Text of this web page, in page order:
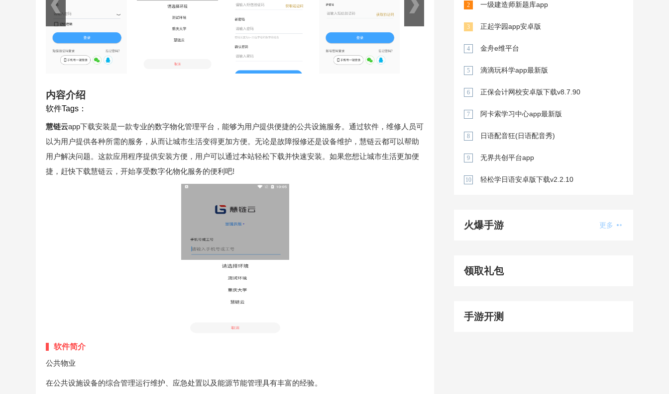
内容介绍
软件Tags：
慧链云app下载安装是一款专业的数字物化管理平台，能够为用户提供便捷的公共设施服务。通过软件，维修人员可
以为用户提供各种所需的服务，从而让城市生活变得更加方便。无论是故障报修还是设备维护，慧链云都可以帮助
用户解决问题。这款应用程序提供安装方便，用户可以通过本站轻松下载并快速安装。如果您想让城市生活更加便
捷，赶快下载慧链云，开始享受数字化物化服务的便利吧!
软件简介
公共物业
在公共设施设备的综合管理运行维护、应急处置以及能源节能管理具有丰富的经验。
2 一级建造师新题库app
3 正起学园app安卓版
4 金舟e维平台
5 滴滴玩科学app最新版
6 正保会计网校安卓版下载v8.7.90
7 阿卡索学习中心app最新版
8 日语配音狂(日语配音秀)
9 无界共创平台app
10 轻松学日语安卓版下载v2.2.10
火爆手游 更多
领取礼包
手游开测